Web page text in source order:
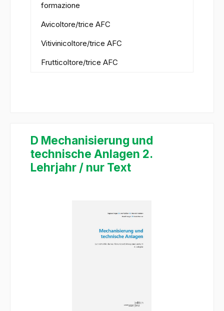
formazione
Avicoltore/trice AFC
Vitivinicoltore/trice AFC
Frutticoltore/trice AFC
D Mechanisierung und
technische Anlagen 2.
Lehrjahr / nur Text